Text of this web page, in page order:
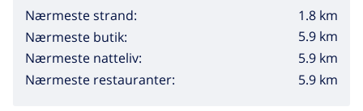
Nærmeste strand:
1.8 km
Nærmeste butik:
5.9 km
Nærmeste natteliv:
5.9 km
Nærmeste restauranter:
5.9 km